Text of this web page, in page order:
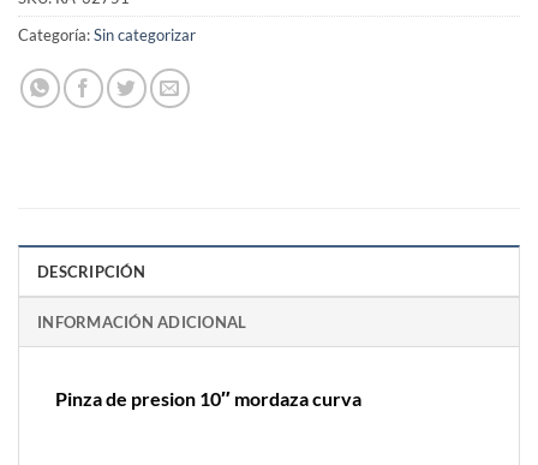
Categoría:Sin categorizar
DESCRIPCIÓN
INFORMACIÓN ADICIONAL
Pinza de presion 10″ mordaza curva